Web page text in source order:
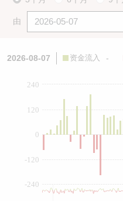
由
2026-08-07 资金流入 -
0
-240
-120
120
240